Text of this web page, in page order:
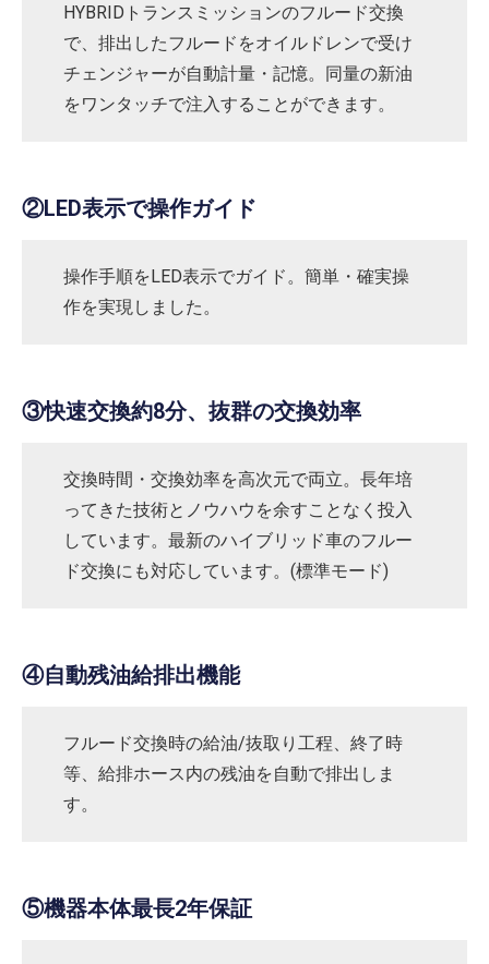
HYBRIDトランスミッションのフルード交換
で、排出したフルードをオイルドレンで受け
チェンジャーが自動計量・記憶。同量の新油
をワンタッチで注入することができます。
②LED表示で操作ガイド
操作手順をLED表示でガイド。簡単・確実操
作を実現しました。
③快速交換約8分、抜群の交換効率
交換時間・交換効率を高次元で両立。長年培
ってきた技術とノウハウを余すことなく投入
しています。最新のハイブリッド車のフルー
ド交換にも対応しています。(標準モード)
④自動残油給排出機能
フルード交換時の給油/抜取り工程、終了時
等、給排ホース内の残油を自動で排出しま
す。
⑤機器本体最長2年保証